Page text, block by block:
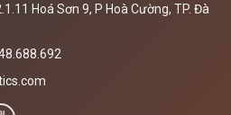
Hoá Sơn 9, P Hoà Cường, TP. Đà